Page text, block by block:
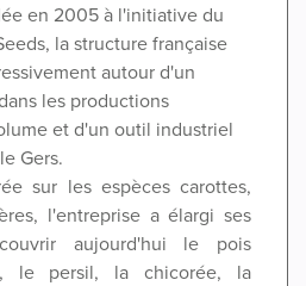
en 2005 à l'initiative du
la structure française
autour d'un
les productions
et d'un outil industriel
Gers.
sur les espèces carottes,
l'entreprise a élargi ses
aujourd'hui le pois
le persil, la chicorée, la